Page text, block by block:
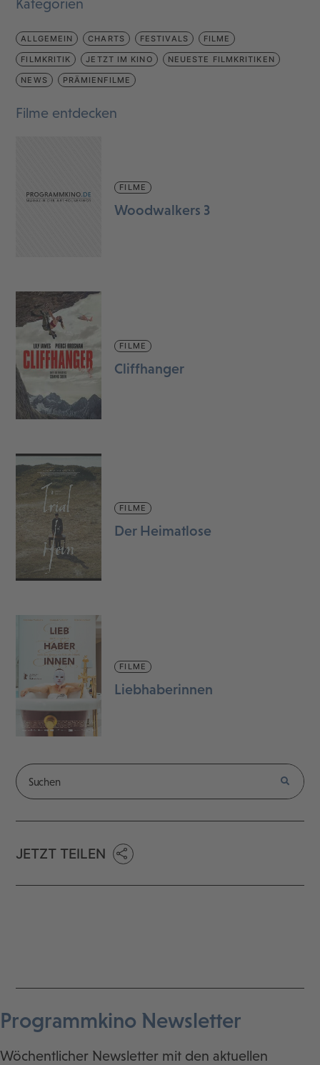
Kategorien
ALLGEMEIN CHARTS FESTIVALS FILME
FILMKRITIK JETZT IM KINO NEUESTE FILMKRITIKEN
NEWS PRÄMIENFILME
Filme entdecken
FILME
Woodwalkers 3
FILME
Cliffhanger
FILME
Der Heimatlose
FILME
Liebhaberinnen
JETZT TEILEN
Programmkino Newsletter
Wöchentlicher Newsletter mit den aktuellen